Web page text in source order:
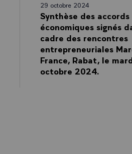
29 octobre 2024
Synthèse des accords
économiques signés
cadre des rencontres
entrepreneuriales
France, Rabat, le
octobre 2024.